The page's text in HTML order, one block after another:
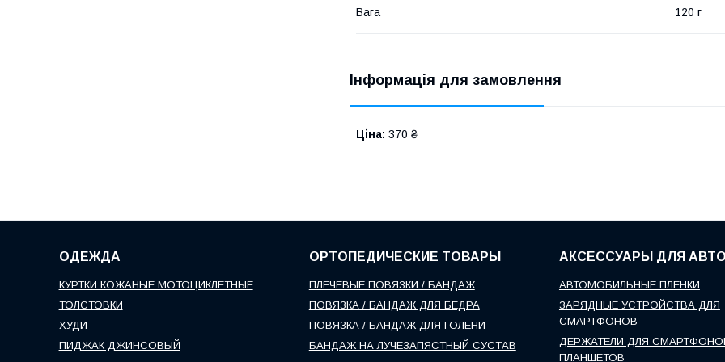
Вага 120 г
Інформація для замовлення
Ціна: 370 ₴
ОДЕЖДА
КУРТКИ КОЖАНЫЕ МОТОЦИКЛЕТНЫЕ
ТОЛСТОВКИ
ХУДИ
ПИДЖАК ДЖИНСОВЫЙ
ОРТОПЕДИЧЕСКИЕ ТОВАРЫ
ПЛЕЧЕВЫЕ ПОВЯЗКИ / БАНДАЖ
ПОВЯЗКА / БАНДАЖ ДЛЯ БЕДРА
ПОВЯЗКА / БАНДАЖ ДЛЯ ГОЛЕНИ
БАНДАЖ НА ЛУЧЕЗАПЯСТНЫЙ СУСТАВ
АКСЕССУАРЫ ДЛЯ
АВТОМОБИЛЬНЫЕ ПЛЕНКИ
ЗАРЯДНЫЕ УСТРОЙСТВА ДЛЯ
СМАРТФОНОВ
ДЕРЖАТЕЛИ ДЛЯ
ПЛАНШЕТОВ